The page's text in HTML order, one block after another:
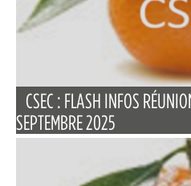
CSEC : FLASH INFOS
SEPTEMBRE 2025